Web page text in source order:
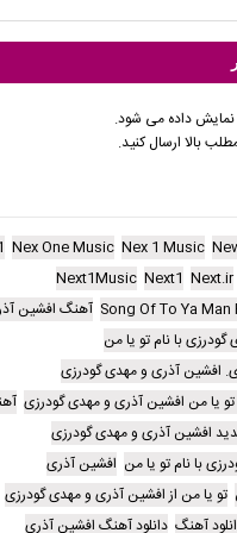
نمایش داده می شود.
بالا ارسال کنید.
Nex 1 Music
Nex One Music
Next.ir
Next1
Next1Music
Song Of To Ya آهنگ افشین
با نام تو یا من
افشین آذری و مهدی گودرزی
یا من افشین آذری و مهدی گودرزی
افشین آذری و مهدی گودرزی
با نام تو یا من افشین آذری
تو یا من از افشین آذری و مهدی گودرزی
آهنگ دانلود آهنگ افشین آذری